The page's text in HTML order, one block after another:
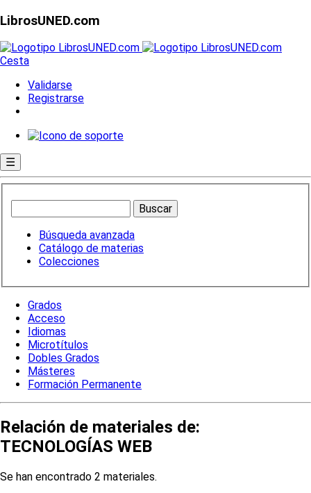
LibrosUNED.com
Cesta
Validarse
Registrarse
☰
Búsqueda avanzada
Catálogo de materias
Colecciones
Grados
Acceso
Idiomas
Microtítulos
Dobles Grados
Másteres
Formación Permanente
Relación de materiales de:
TECNOLOGÍAS WEB
Se han encontrado 2 materiales.